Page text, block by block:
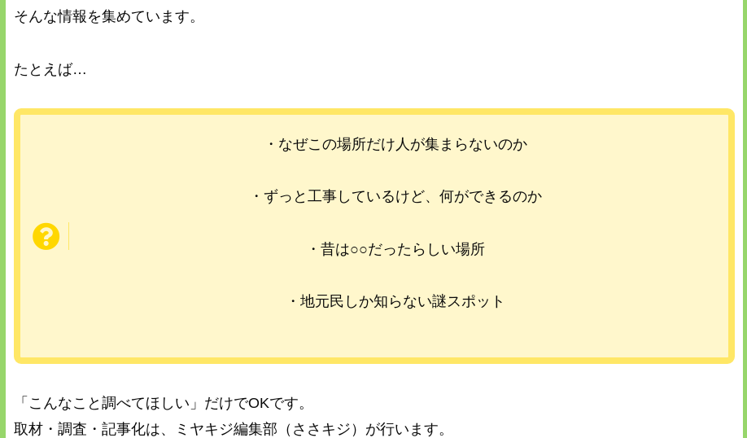
そんな情報を集めています。
たとえば…
・なぜこの場所だけ人が集まらないのか
・ずっと工事しているけど、何ができるのか
・昔は○○だったらしい場所
・地元民しか知らない謎スポット
「こんなこと調べてほしい」だけでOKです。
取材・調査・記事化は、ミヤキジ編集部（ささキジ）が行います。